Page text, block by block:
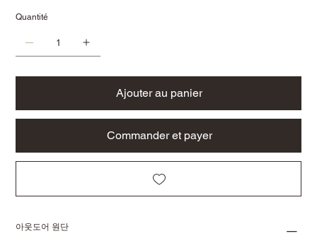
Quantité
Ajouter au panier
Commander et payer
아웃도어 원단